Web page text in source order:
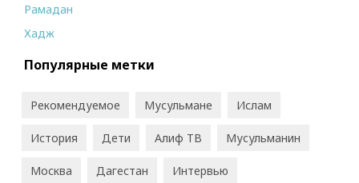
Рамадан
Хадж
Популярные метки
Рекомендуемое Мусульмане Ислам
История Дети Алиф ТВ Мусульманин
Москва Дагестан Интервью